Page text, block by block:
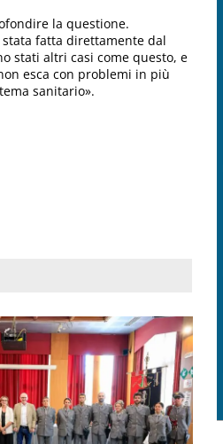
la questione.
stata fatta direttamente dal
stati altri casi come questo, e
esca con problemi in più
sanitario».